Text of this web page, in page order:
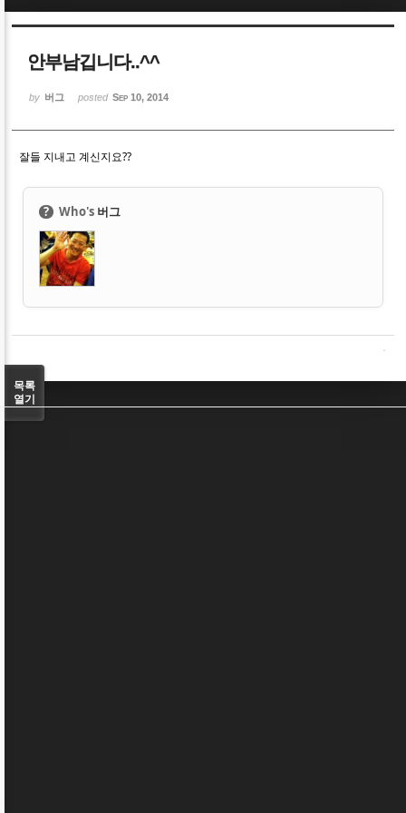
안부남깁니다..^^
by 버그 posted Sep 10, 2014
잘들 지내고 계신지요??
? Who's 버그
목록
열기
Sketchbook5, 스케치북5
Sketchbook5, 스케치북5
Sketchbook5, 스케치북5
Sketchbook5, 스케치북5